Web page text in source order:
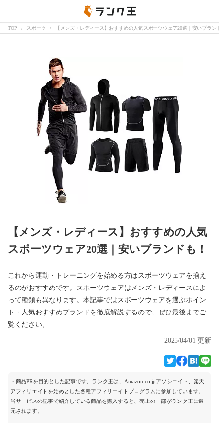
TOP スポーツ 【メンズ・レディース】おすすめの人気スポーツウェア20選｜安いブラン
【メンズ・レディース】おすすめの人気
スポーツウェア20選｜安いブランドも！
これから運動・トレーニングを始める方はスポーツウェアを揃え
るのがおすすめです。スポーツウェアはメンズ・レディースによ
って種類も異なります。本記事ではスポーツウェアを選ぶポイン
ト・人気おすすめブランドを徹底解説するので、ぜひ最後までご
覧ください。
2025/04/01 更新
・商品PRを目的とした記事です。ランク王は、Amazon.co.jpアソシエイト、楽天
アフィリエイトを始めとした各種アフィリエイトプログラムに参加しています。
当サービスの記事で紹介している商品を購入すると、売上の一部がランク王に還
元されます。